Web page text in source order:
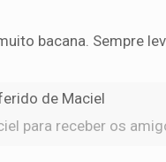
bacana. Sempre
para receber os